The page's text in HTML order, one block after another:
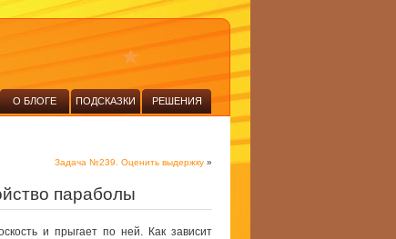
О БЛОГЕ ПОДСКАЗКИ РЕШЕНИЯ
Задача №239. Оценить выдержку »
параболы
и прыгает по ней. Как зависит